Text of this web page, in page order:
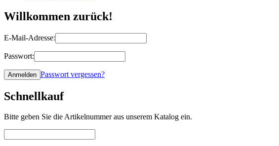
Willkommen zurück!
E-Mail-Adresse:
Passwort:
Passwort vergessen?
Schnellkauf
Bitte geben Sie die Artikelnummer aus unserem Katalog ein.